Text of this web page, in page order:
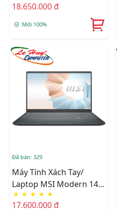
5500U/8GB RAM/512GB
SSD/15.6 Inch
18.650.000 đ
Mới 100%
Đã bán: 329
Máy Tính Xách Tay/
Laptop MSI Modern 14
(B5M-064VN) (R5
5500U/8GB RAM/512GB
★ ★ ★ ★ ★
17.600.000 đ